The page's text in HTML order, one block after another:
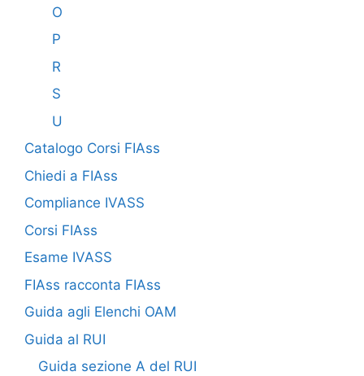
O
P
R
S
U
Catalogo Corsi FIAss
Chiedi a FIAss
Compliance IVASS
Corsi FIAss
Esame IVASS
FIAss racconta FIAss
Guida agli Elenchi OAM
Guida al RUI
Guida sezione A del RUI